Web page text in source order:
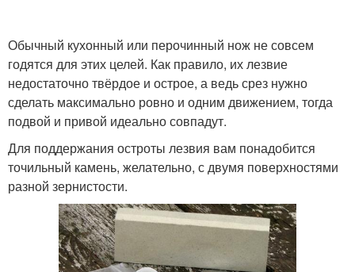
Обычный кухонный или перочинный нож не совсем
годятся для этих целей. Как правило, их лезвие
недостаточно твёрдое и острое, а ведь срез нужно
сделать максимально ровно и одним движением, тогда
подвой и привой идеально совпадут.
Для поддержания остроты лезвия вам понадобится
точильный камень, желательно, с двумя поверхностями
разной зернистости.